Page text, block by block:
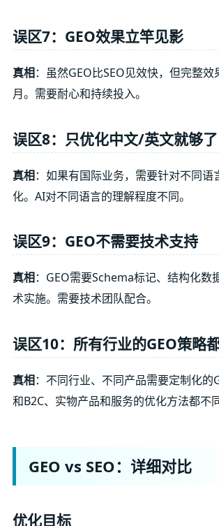
误区7：GEO效果立竿见影
真相：虽然GEO比SEO见效快，但完整
月。需要耐心和持续投入。
误区8：只优化中文/英文就够了
真相：如果有国际业务，需要针对不同语
化。AI对不同语言的理解程度不同。
误区9：GEO不需要技术支持
真相：GEO需要Schema标记、结构化
术实施。需要技术团队配合。
误区10：所有行业的GEO策略
真相：不同行业、不同产品需要定制化的
和B2C、实物产品和服务的优化方法都不同
GEO vs SEO：详细对比
优化目标